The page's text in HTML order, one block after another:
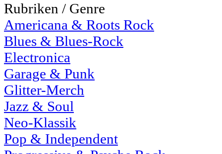
Rubriken / Genre
Americana & Roots Rock
Blues & Blues-Rock
Electronica
Garage & Punk
Glitter-Merch
Jazz & Soul
Neo-Klassik
Pop & Independent